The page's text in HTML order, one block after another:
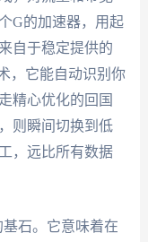
G的加速器，用起
自于稳定提供的
，它能自动识别你
精心优化的回国
则瞬间切换到低
，远比所有数据
石。它意味着在